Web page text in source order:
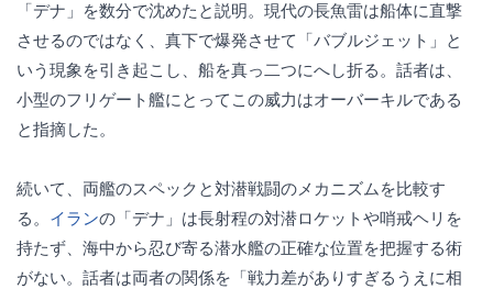
「デナ」を数分で沈めたと説明。現代の長魚雷は船体に直撃
させるのではなく、真下で爆発させて「バブルジェット」と
いう現象を引き起こし、船を真っ二つにへし折る。話者は、
小型のフリゲート艦にとってこの威力はオーバーキルである
と指摘した。
続いて、両艦のスペックと対潜戦闘のメカニズムを比較す
る。 イランの「デナ」は長射程の対潜ロケットや哨戒ヘリを
持たず、海中から忍び寄る潜水艦の正確な位置を把握する術
がない。話者は両者の関係を「戦力差がありすぎるうえに相